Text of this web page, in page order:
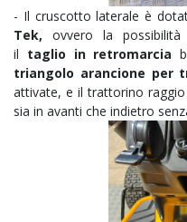
- Il cruscotto laterale è
Tek, ovvero la
il taglio in retromarcia
triangolo arancione per
attivate, e il trattorino
sia in avanti che indietro